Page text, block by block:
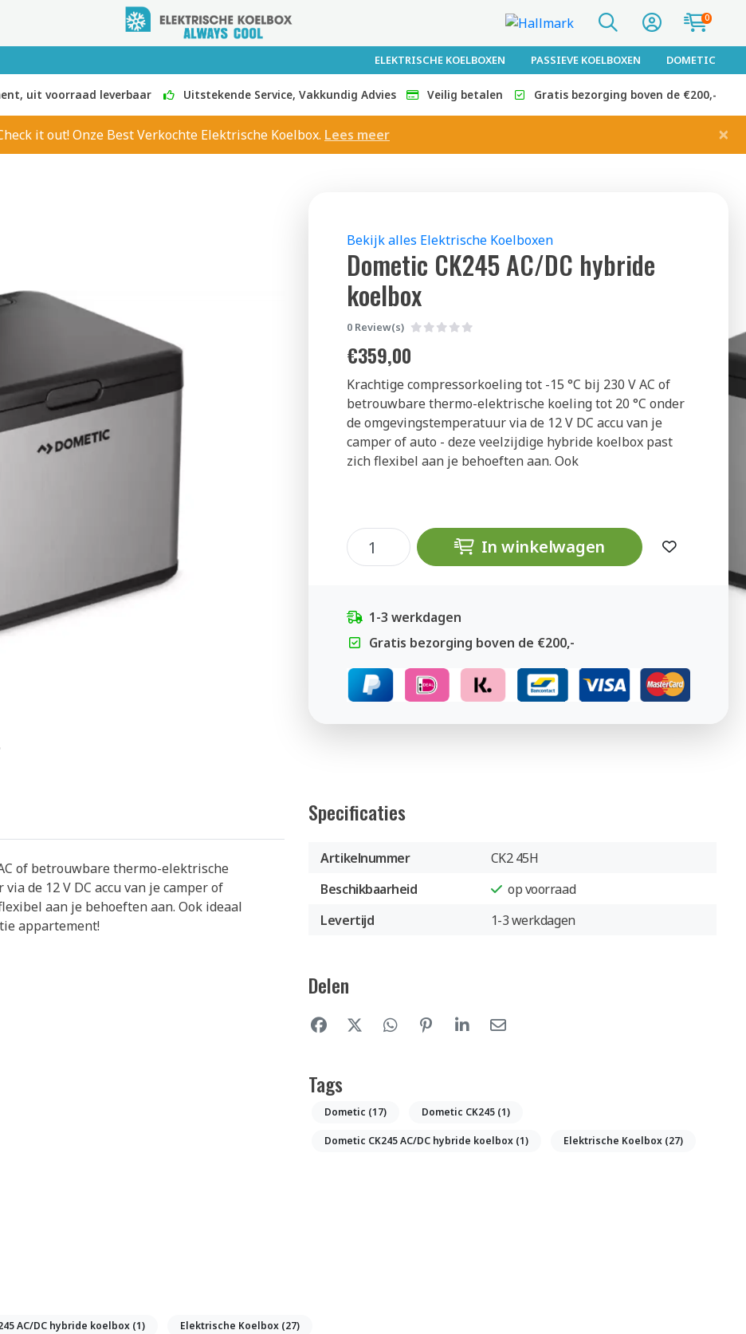
0
ELEKTRISCHE KOELBOXEN PASSIEVE KOELBOXEN DOMETIC
uit voorraad leverbaar Uitstekende Service, Vakkundig Advies Veilig betalen Gratis bezorging boven de €200,-
it out! Onze Best Verkochte Elektrische Koelbox. Lees meer ×
Bekijk alles Elektrische Koelboxen
Dometic CK245 AC/DC hybride
koelbox
0 Review(s)
€359,00
Krachtige compressorkoeling tot -15 °C bij 230 V AC of
betrouwbare thermo-elektrische koeling tot 20 °C onder
de omgevingstemperatuur via de 12 V DC accu van je
camper of auto - deze veelzijdige hybride koelbox past
zich flexibel aan je behoeften aan. Ook
In winkelwagen
1-3 werkdagen
Gratis bezorging boven de €200,-
of betrouwbare thermo-elektrische
de 12 V DC accu van je camper of
aan je behoeften aan. Ook ideaal
appartement!
Specificaties
Artikelnummer
CK2 45H
Beschikbaarheid
op voorraad
Levertijd
1-3 werkdagen
Delen
Tags
Dometic (17) Dometic CK245 (1)
Dometic CK245 AC/DC hybride koelbox (1) Elektrische Koelbox (27)
AC/DC hybride koelbox (1) Elektrische Koelbox (27)